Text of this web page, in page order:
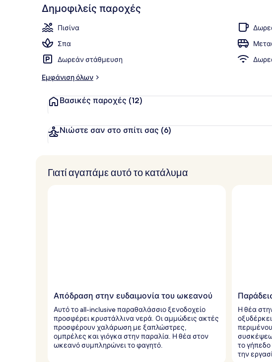
Δημοφιλείς παροχές
Πισίνα
Σπα
Δωρεάν στάθμευση
Εμφάνιση όλων
Βασικές παροχές (12)
Νιώστε σαν στο σπίτι σας (6)
Γιατί αγαπάμε αυτό το κατάλυμα
Απόδραση στην ευδαιμονία του ωκεανού
Αυτό το all-inclusive παραθαλάσσιο ξενοδοχείο
προσφέρει κρυστάλλινα νερά. Οι αμμώδεις ακτές
προσφέρουν χαλάρωση με ξαπλώστρες,
ομπρέλες και γιόγκα στην παραλία. Η θέα στον
ωκεανό συμπληρώνει το φαγητό.
Η θέα
το
την